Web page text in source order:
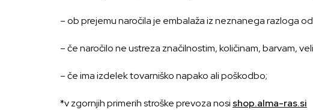
– ob prejemu naročila je embalaža iz neznanega razloga
– če naročilo ne ustreza značilnostim, količinam, barvam,
– če ima izdelek tovarniško napako ali poškodbo;
*v zgornjih primerih stroške prevoza nosi shop.alma-ras.si